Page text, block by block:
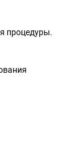
процедуры.